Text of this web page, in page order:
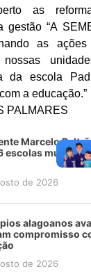
as
gestão “A
as
nossas
da escola
a educação.”
PALMARES
Marcelo
escolas
de 2026
alagoanos
compromisso
de 2026